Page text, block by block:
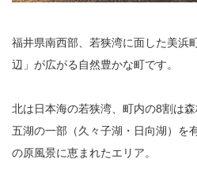
福井県南西部、若狭湾に面した美浜
辺」が広がる自然豊かな町です。
北は日本海の若狭湾、町内の8割は
五湖の一部（久々子湖・日向湖）を
の原風景に恵まれたエリア。